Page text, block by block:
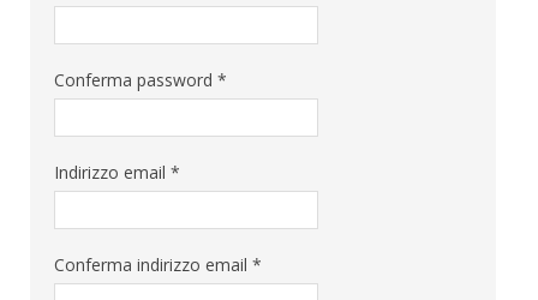
Conferma password *
Indirizzo email *
Conferma indirizzo email *